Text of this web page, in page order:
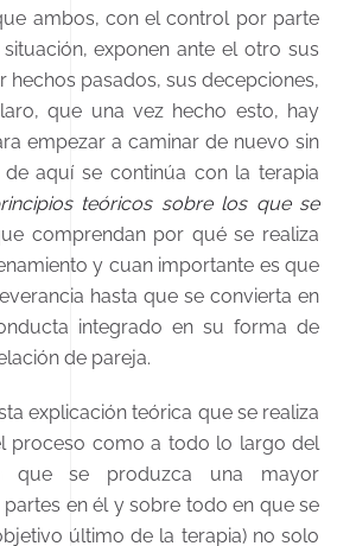
ambos, con el control por parte
exponen ante el otro sus
hechos pasados, sus decepciones,
que una vez hecho esto, hay
empezar a caminar de nuevo sin
aquí se continúa con la terapia
teóricos sobre los que se
comprendan por qué se realiza
y cuan importante es que
hasta que se convierta en
integrado en su forma de
de pareja.
explicación teórica que se realiza
proceso como a todo lo largo del
que se produzca una mayor
en él y sobre todo en que se
último de la terapia) no solo